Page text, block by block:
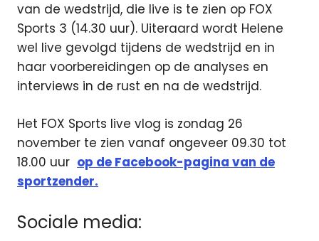
van de wedstrijd, die live is te zien op FOX
Sports 3 (14.30 uur). Uiteraard wordt Helene
wel live gevolgd tijdens de wedstrijd en in
haar voorbereidingen op de analyses en
interviews in de rust en na de wedstrijd.
Het FOX Sports live vlog is zondag 26
november te zien vanaf ongeveer 09.30 tot
18.00 uur op de Facebook-pagina van de
sportzender.
Sociale media: